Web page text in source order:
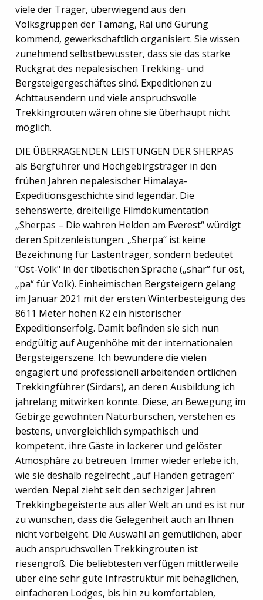
viele der Träger, überwiegend aus den
Volksgruppen der Tamang, Rai und Gurung
kommend, gewerkschaftlich organisiert. Sie wissen
zunehmend selbstbewusster, dass sie das starke
Rückgrat des nepalesischen Trekking- und
Bergsteigergeschäftes sind. Expeditionen zu
Achttausendern und viele anspruchsvolle
Trekkingrouten wären ohne sie überhaupt nicht
möglich.
DIE ÜBERRAGENDEN LEISTUNGEN DER SHERPAS
als Bergführer und Hochgebirgsträger in den
frühen Jahren nepalesischer Himalaya-
Expeditionsgeschichte sind legendär. Die
sehenswerte, dreiteilige Filmdokumentation
„Sherpas – Die wahren Helden am Everest“ würdigt
deren Spitzenleistungen. „Sherpa“ ist keine
Bezeichnung für Lastenträger, sondern bedeutet
"Ost-Volk" in der tibetischen Sprache („shar“ für ost,
„pa“ für Volk). Einheimischen Bergsteigern gelang
im Januar 2021 mit der ersten Winterbesteigung des
8611 Meter hohen K2 ein historischer
Expeditionserfolg. Damit befinden sie sich nun
endgültig auf Augenhöhe mit der internationalen
Bergsteigerszene. Ich bewundere die vielen
engagiert und professionell arbeitenden örtlichen
Trekkingführer (Sirdars), an deren Ausbildung ich
jahrelang mitwirken konnte. Diese, an Bewegung im
Gebirge gewöhnten Naturburschen, verstehen es
bestens, unvergleichlich sympathisch und
kompetent, ihre Gäste in lockerer und gelöster
Atmosphäre zu betreuen. Immer wieder erlebe ich,
wie sie deshalb regelrecht „auf Händen getragen“
werden. Nepal zieht seit den sechziger Jahren
Trekkingbegeisterte aus aller Welt an und es ist nur
zu wünschen, dass die Gelegenheit auch an Ihnen
nicht vorbeigeht. Die Auswahl an gemütlichen, aber
auch anspruchsvollen Trekkingrouten ist
riesengroß. Die beliebtesten verfügen mittlerweile
über eine sehr gute Infrastruktur mit behaglichen,
einfacheren Lodges, bis hin zu komfortablen,